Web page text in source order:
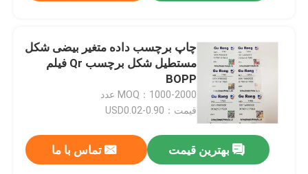
چاپ برچسب داده متغیر بیضی شکل
مستطیل شکل برچسب Qr فیلم
BOPP
MOQ：1000-2000 عدد
قیمت：USD0.02-0.90
بهترین قیمت تماس با ما